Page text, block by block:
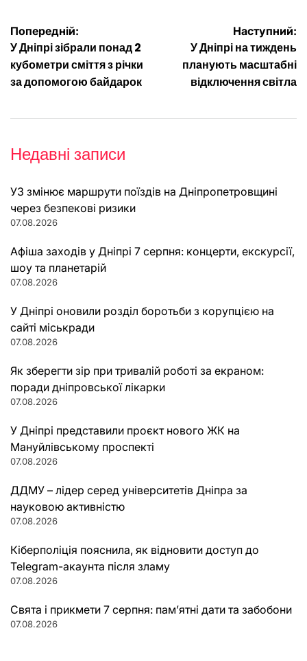
Навігація
записів
Попередній:
У Дніпрі зібрали понад 2
кубометри сміття з річки
за допомогою байдарок
Наступний:
У Дніпрі на тиждень
планують масштабні
відключення світла
Недавні записи
УЗ змінює маршрути поїздів на Дніпропетровщині
через безпекові ризики
07.08.2026
Афіша заходів у Дніпрі 7 серпня: концерти, екскурсії,
шоу та планетарій
07.08.2026
У Дніпрі оновили розділ боротьби з корупцією на
сайті міськради
07.08.2026
Як зберегти зір при тривалій роботі за екраном:
поради дніпровської лікарки
07.08.2026
У Дніпрі представили проєкт нового ЖК на
Мануйлівському проспекті
07.08.2026
ДДМУ – лідер серед університетів Дніпра за
науковою активністю
07.08.2026
Кіберполіція пояснила, як відновити доступ до
Telegram-акаунта після зламу
07.08.2026
Свята і прикмети 7 серпня: пам’ятні дати та забобони
07.08.2026